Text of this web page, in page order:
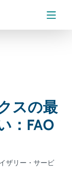
メニ
スの最
：FAO
ザリー・サービ